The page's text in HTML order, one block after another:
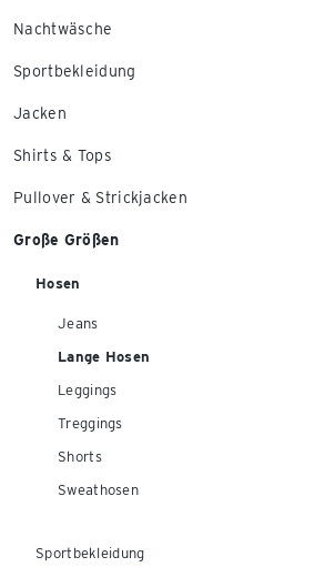
Nachtwäsche
Sportbekleidung
Jacken
Shirts & Tops
Pullover & Strickjacken
Große Größen
Hosen
Jeans
Lange Hosen
Leggings
Treggings
Shorts
Sweathosen
Sportbekleidung